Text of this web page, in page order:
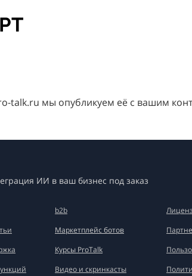
talk.ru мы опубликуем её с вашим
ИИ в ваш бизнес под заказ
b2b
Маркетплейс ботов
Курсы ProTalk
Видео и скринкасты